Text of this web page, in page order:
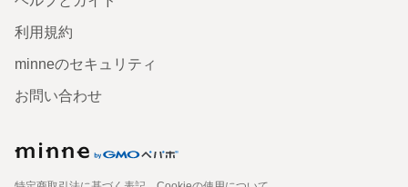
利用規約
minneのセキュリティ
お問い合わせ